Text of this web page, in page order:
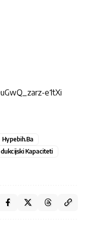
e1tXi
Hypebih.ba
Kapaciteti